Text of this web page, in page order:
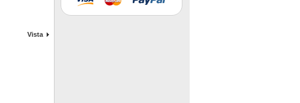
Vista